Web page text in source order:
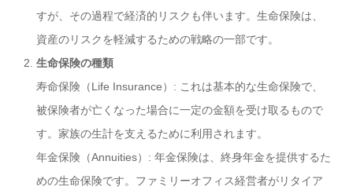
すが、その過程で経済的リスクも伴います。生命保険は、
資産のリスクを軽減するための戦略の一部です。
生命保険の種類
寿命保険（Life Insurance）: これは基本的な生命保険で、
被保険者が亡くなった場合に一定の金額を受け取るもので
す。家族の生計を支えるために利用されます。
年金保険（Annuities）: 年金保険は、終身年金を提供するた
めの生命保険です。ファミリーオフィス経営者がリタイア